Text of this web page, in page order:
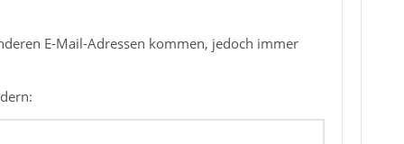
E-Mail-Adressen kommen, jedoch immer